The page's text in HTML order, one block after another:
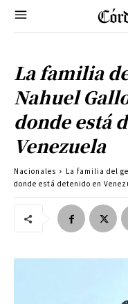
La familia
Nahuel
donde está
Venezuela
Nacionales
La familia del
donde está detenido en